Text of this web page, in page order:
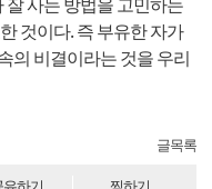
것이다. 즉 부유한 자가
의 비결이라는 것을 우리
글목록